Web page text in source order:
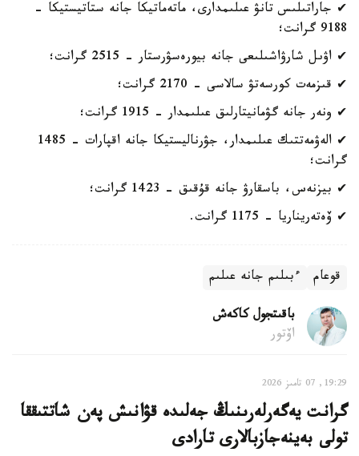
✔ جاراتىلىس تانۋ عىلىمدارى، ماتەماتيكا جانە ستاتيستيكا -
9188 گرانت؛
✔ اۋىل شارۋاشىلىعى جانە بيورەسۋرستار - 2515 گرانت؛
✔ قىزمەت كورسەتۋ سالاسى - 2170 گرانت؛
✔ ونەر جانە گۋمانيتارلىق عىلىمدار - 1915 گرانت؛
✔ الەۋمەتتىك عىلىمدار، جۋرناليستيكا جانە اقپارات - 1485
گرانت؛
✔ بيزنەس، باسقارۋ جانە قۇقىق - 1423 گرانت؛
✔ ۆەتەريناريا - 1175 گرانت.
قوعام ءبىلىم جانە عىلىم
باقىتجول كاكەش
اۆتور
19:29, 07 تامىز 2026
گرانت يەگەرلەرىنىڭ جەلىدە قۋانىش پەن شاتتىققا
تولى بەينەجازبالارى تارادى